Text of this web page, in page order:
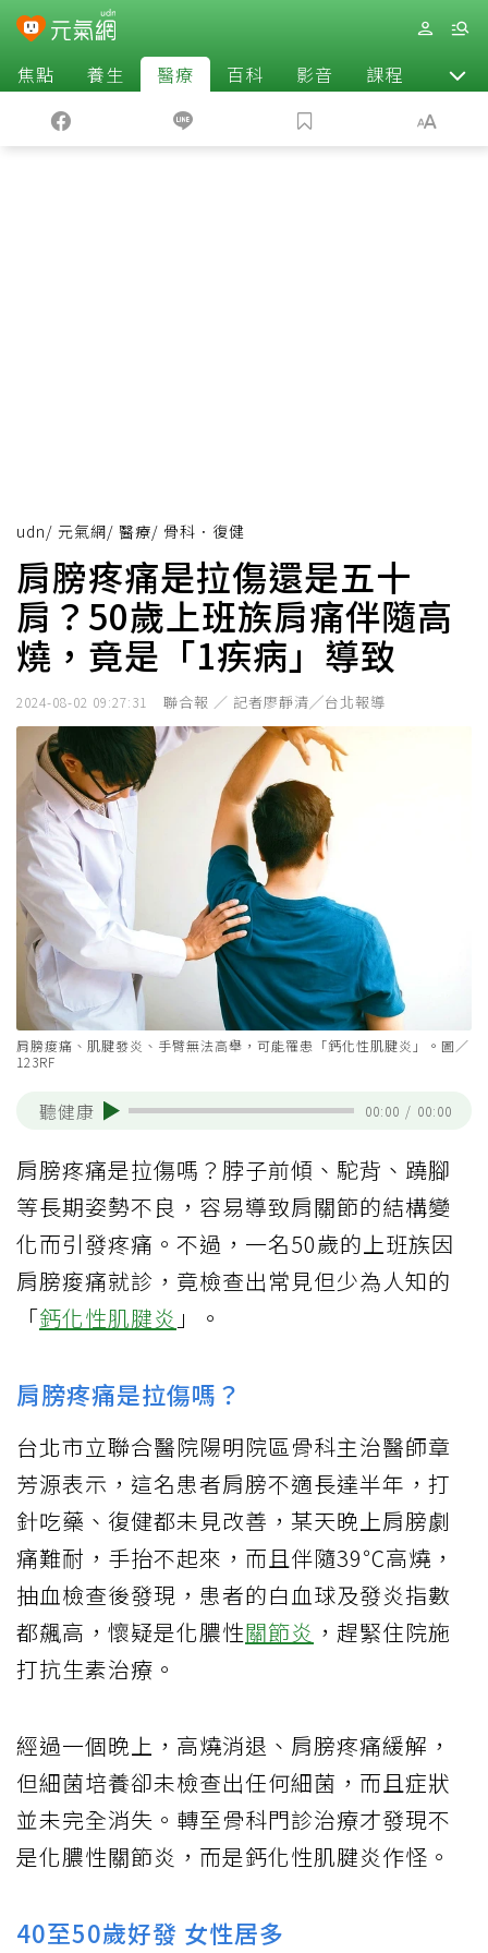
焦點 養生 醫療 百科 影音 課程 退休
udn/ 元氣網/ 醫療/ 骨科．復健
肩膀疼痛是拉傷還是五十
肩？50歲上班族肩痛伴隨高
燒，竟是「1疾病」導致
2024-08-02 09:27:31 聯合報 ／ 記者廖靜清╱台北報導
肩膀痠痛、肌腱發炎、手臂無法高舉，可能罹患「鈣化性肌腱炎」。圖／
123RF
聽健康 00:00 / 00:00
肩膀疼痛是拉傷嗎？脖子前傾、駝背、蹺腳
等長期姿勢不良，容易導致肩關節的結構變
化而引發疼痛。不過，一名50歲的上班族因
肩膀痠痛就診，竟檢查出常見但少為人知的
「鈣化性肌腱炎 」。
肩膀疼痛是拉傷嗎？
台北市立聯合醫院陽明院區骨科主治醫師章
芳源表示，這名患者肩膀不適長達半年，打
針吃藥、復健都未見改善，某天晚上肩膀劇
痛難耐，手抬不起來，而且伴隨39℃高燒，
抽血檢查後發現，患者的白血球及發炎指數
都飆高，懷疑是化膿性關節炎 ，趕緊住院施
打抗生素治療。
經過一個晚上，高燒消退、肩膀疼痛緩解，
但細菌培養卻未檢查出任何細菌，而且症狀
並未完全消失。轉至骨科門診治療才發現不
是化膿性關節炎，而是鈣化性肌腱炎作怪。
40至50歲好發 女性居多